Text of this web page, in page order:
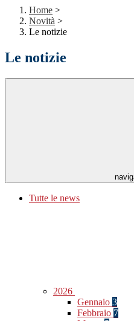
Home >
Novità >
Le notizie
Le notizie
Tutte le news
2026
Gennaio 3
Febbraio 7